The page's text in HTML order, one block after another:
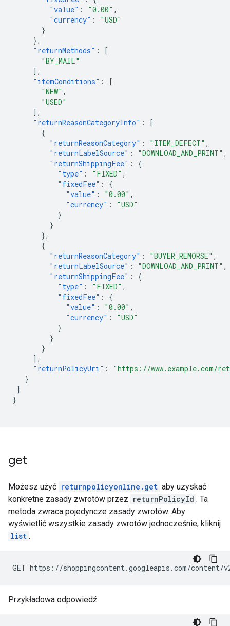
"value" : "0.00" ,
"currency" :
"USD"
}
},
"returnMethods" :
[
"BY_MAIL"
],
"itemConditions" :
[
"NEW" ,
"USED"
],
"returnReasonCategoryInfo" :
[
{
"returnReasonCategory" : "ITEM_DEFECT" ,
"returnLabelSource" : "DOWNLOAD_AND_PRINT" ,
"returnShippingFee" :
{
"type" : "FIXED" ,
"fixedFee" :
{
"value" : "0.00" ,
"currency" :
"USD"
}
}
},
{
"returnReasonCategory" : "BUYER_REMORSE" ,
"returnLabelSource" : "DOWNLOAD_AND_PRINT" ,
"returnShippingFee" :
{
"type" : "FIXED" ,
"fixedFee" :
{
"value" : "0.00" ,
"currency" :
"USD"
}
}
}
],
"returnPolicyUri" :
"https://www.example.com/
}
]
}
get
Możesz użyć returnpolicyonline.get aby uzyskać
konkretne zasady zwrotów przez returnPolicyId . Ta
metoda zwraca pojedyncze zasady zwrotów. Aby
wyświetlić wszystkie zasady zwrotów jednocześnie, kliknij
list .
GET https://shoppingcontent.googleapis.com/content/
Przykładowa odpowiedź: